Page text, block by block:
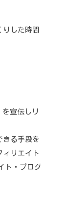
りした時間
宣伝しリ
きる手段を
ィリエイト
ト・プログ